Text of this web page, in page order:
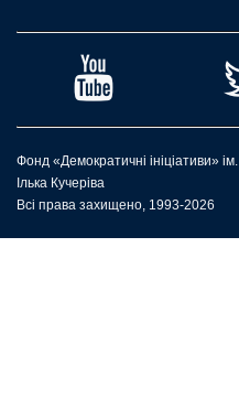
Фонд «Демократичні ініціативи» ім.
Ілька Кучеріва
Всі права захищено, 1993-2026